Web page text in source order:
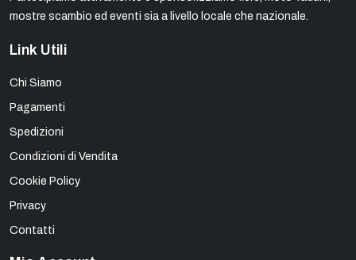
mostre scambio ed eventi sia a livello locale che nazionale.
Link Utili
Chi Siamo
Pagamenti
Spedizioni
Condizioni di Vendita
Cookie Policy
Privacy
Contatti